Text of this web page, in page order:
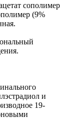
сополимер
(9%
и
19-